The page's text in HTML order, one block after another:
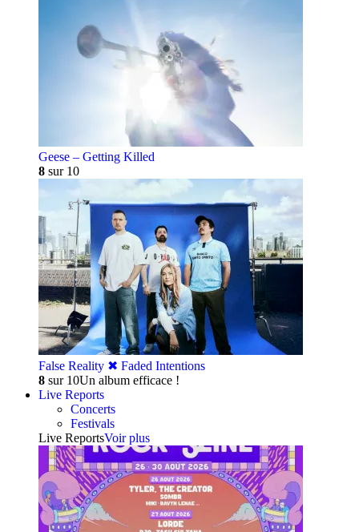
Geese – Getting Killed
8 sur 10
False Reality ✖︎ Faded Intentions
8 sur 10Un album efficace !
Live Reports
Concerts
Festivals
Live ReportsVoir plus